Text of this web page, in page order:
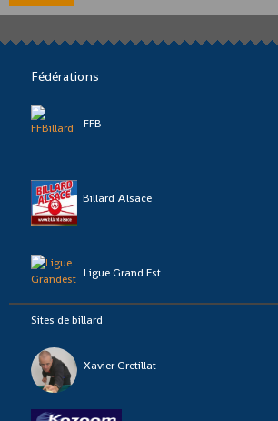
Fédérations
FFB
Billard Alsace
Ligue Grand Est
Sites de billard
Xavier Gretillat